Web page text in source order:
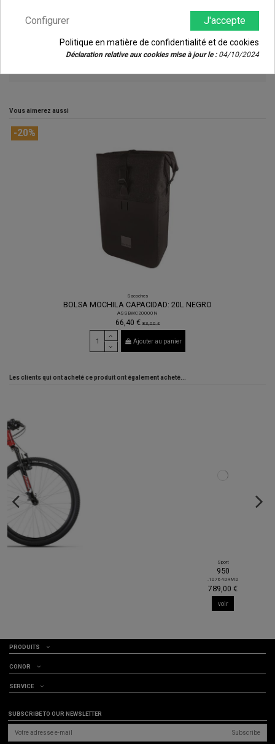
Vous aimerez aussi
-20%
Sacoches
BOLSA MOCHILA CAPACIDAD: 20L NEGRO
ASSBWC20000N
66,40 €83,00 €
Ajouter au panier
Les clients qui ont acheté ce produit ont également acheté...
PRODUITS
CONOR
SERVICE
SUBSCRIBE TO OUR NEWSLETTER
Subscribe
J'accepte
Configurer
Politique en matière de confidentialité et de cookies
Déclaration relative aux cookies mise à jour le :04/10/2024